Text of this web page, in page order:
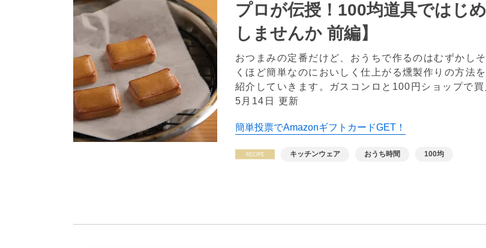
プロが伝授！100均道具ではじ
しませんか 前編】
おつまみの定番だけど、おうちで作るのはむずかし
くほど簡単なのにおいしく仕上がる燻製作りの方法
紹介していきます。ガスコンロと100円ショップで
5月14日 更新
簡単投票でAmazonギフトカードGET！
キッチンウェア おうち時間 100均